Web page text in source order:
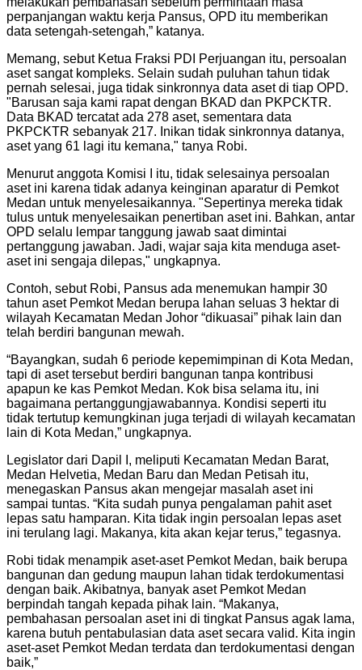
perpanjangan waktu kerja Pansus, OPD itu memberikan
data setengah-setengah,” katanya.
Memang, sebut Ketua Fraksi PDI Perjuangan itu, persoalan
aset sangat kompleks. Selain sudah puluhan tahun tidak
pernah selesai, juga tidak sinkronnya data aset di tiap OPD.
"Barusan saja kami rapat dengan BKAD dan PKPCKTR.
Data BKAD tercatat ada 278 aset, sementara data
PKPCKTR sebanyak 217. Inikan tidak sinkronnya datanya,
aset yang 61 lagi itu kemana," tanya Robi.
Menurut anggota Komisi I itu, tidak selesainya persoalan
aset ini karena tidak adanya keinginan aparatur di Pemkot
Medan untuk menyelesaikannya. "Sepertinya mereka tidak
tulus untuk menyelesaikan penertiban aset ini. Bahkan, antar
OPD selalu lempar tanggung jawab saat dimintai
pertanggung jawaban. Jadi, wajar saja kita menduga aset-
aset ini sengaja dilepas," ungkapnya.
Contoh, sebut Robi, Pansus ada menemukan hampir 30
tahun aset Pemkot Medan berupa lahan seluas 3 hektar di
wilayah Kecamatan Medan Johor “dikuasai” pihak lain dan
telah berdiri bangunan mewah.
“Bayangkan, sudah 6 periode kepemimpinan di Kota Medan,
tapi di aset tersebut berdiri bangunan tanpa kontribusi
apapun ke kas Pemkot Medan. Kok bisa selama itu, ini
bagaimana pertanggungjawabannya. Kondisi seperti itu
tidak tertutup kemungkinan juga terjadi di wilayah kecamatan
lain di Kota Medan,” ungkapnya.
Legislator dari Dapil I, meliputi Kecamatan Medan Barat,
Medan Helvetia, Medan Baru dan Medan Petisah itu,
menegaskan Pansus akan mengejar masalah aset ini
sampai tuntas. “Kita sudah punya pengalaman pahit aset
lepas satu hamparan. Kita tidak ingin persoalan lepas aset
ini terulang lagi. Makanya, kita akan kejar terus,” tegasnya.
Robi tidak menampik aset-aset Pemkot Medan, baik berupa
bangunan dan gedung maupun lahan tidak terdokumentasi
dengan baik. Akibatnya, banyak aset Pemkot Medan
berpindah tangah kepada pihak lain. “Makanya,
pembahasan persoalan aset ini di tingkat Pansus agak lama,
karena butuh pentabulasian data aset secara valid. Kita ingin
aset-aset Pemkot Medan terdata dan terdokumentasi dengan
baik,”